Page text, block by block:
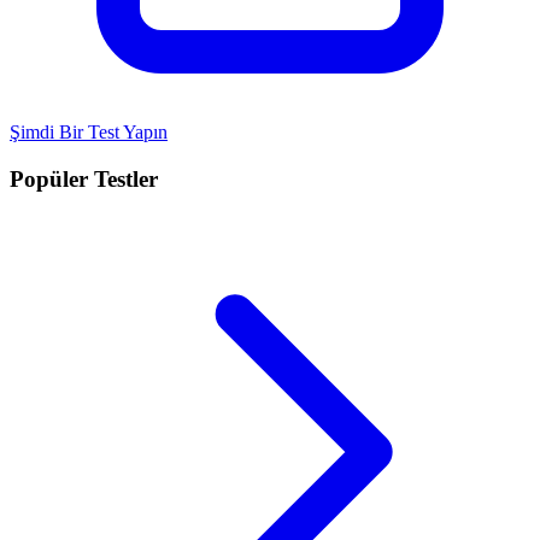
Şimdi Bir Test Yapın
Popüler Testler